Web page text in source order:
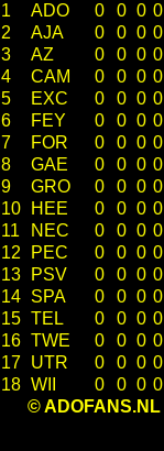
1
ADO 0 0 0 0
2
AJA 0 0 0 0
3
AZ 0 0 0 0
4
CAM 0 0 0 0
5
EXC 0 0 0 0
6
FEY 0 0 0 0
7
FOR 0 0 0 0
8
GAE 0 0 0 0
9
GRO 0 0 0 0
10
HEE 0 0 0 0
11
NEC 0 0 0 0
12
PEC 0 0 0 0
13
PSV 0 0 0 0
14 SPA 0 0 0 0
15 TEL 0 0 0 0
16 TWE 0 0 0 0
17 UTR 0 0 0 0
18 WII 0 0 0 0
© ADOFANS.NL